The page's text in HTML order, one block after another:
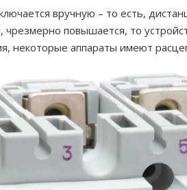
вручную – то есть,
чрезмерно повышается, то
некоторые аппараты имеют